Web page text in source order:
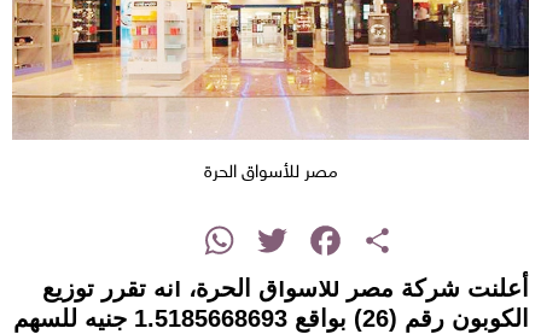
مصر للأسواق الحرة
Share
Facebook
Twitter
WhatsApp
أعلنت شركة مصر للأسواق الحرة، أنه تقرر توزيع
الكوبون رقم (26) بواقع 1.5185668693 جنيه للسهم